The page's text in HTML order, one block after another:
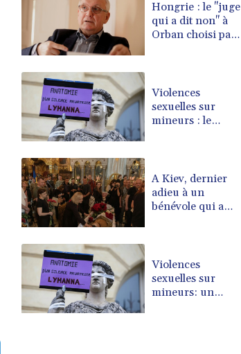
Hongrie : le "juge
qui a dit non" à
Orban choisi par
Violences
sexuelles sur
mineurs : le
enquêtes
A Kiev, dernier
adieu à un
bénévole qui a
Violences
sexuelles sur
mineurs: un